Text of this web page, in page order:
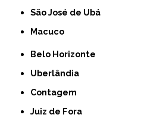
São José de Ubá
Macuco
Belo Horizonte
Uberlândia
Contagem
Juiz de Fora